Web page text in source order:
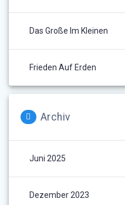
Das Große Im Kleinen
Frieden Auf Erden
Archiv
Juni 2025
Dezember 2023